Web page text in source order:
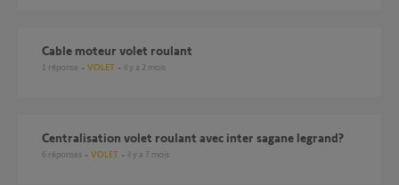
Cable moteur volet roulant
1 réponse VOLET il y a 2 mois
centralisation volet roulant avec inter sagane legrand?
6 réponses VOLET il y a 7 mois